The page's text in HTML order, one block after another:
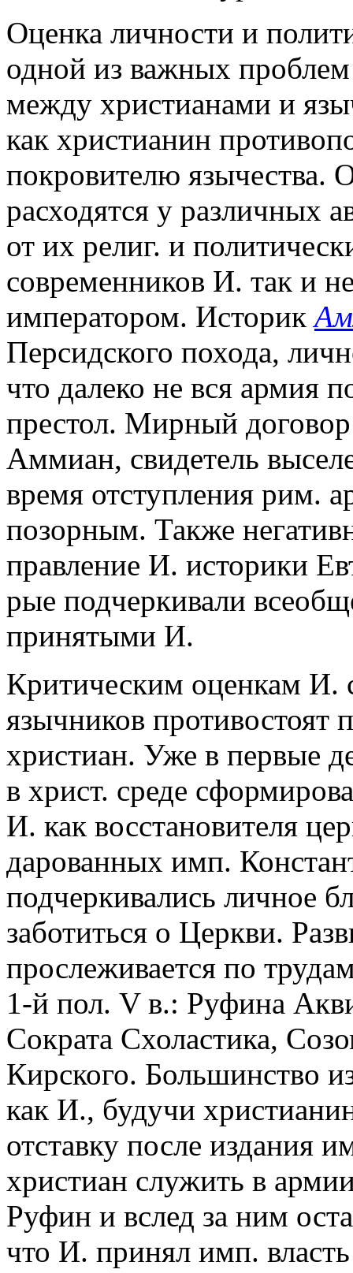
Оценка личности и
одной из важных
между христианами и
как христианин
покровителю язычества.
расходятся у различных
от их религ. и
современников И. так и
императором. Историк
Персидского похода,
что далеко не вся армия
престол. Мирный
Аммиан, свидетель
время отступления рим.
позорным. Также
правление И. историки
рые подчеркивали
принятыми И.
Критическим оценкам И.
язычников противостоят
христиан. Уже в первые
в христ. среде
И. как восстановителя
дарованных имп.
подчеркивались личное
заботиться о Церкви.
прослеживается по
1-й пол. V в.: Руфина
Сократа Схоластика,
Кирского. Большинство
как И., будучи
отставку после издания
христиан служить в
Руфин и вслед за ним
что И. принял имп.